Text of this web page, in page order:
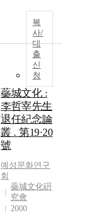
복
사/
대
출
신
청
蘂城文化 :
李哲宰先生
退任紀念論
叢 . 第19·20
號
예성문화연구
회
蘂城文化硏
究會
2000